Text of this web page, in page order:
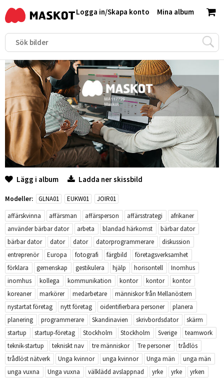
Mina album
Logga in/Skapa konto
Lägg i album Ladda ner skissbild
Modeller: GLNA01 EUKW01
JOIR01
affärskvinna
affärsman affärsperson affärsstrategi
afrikaner
använder bärbar dator
arbeta blandad härkomst
bärbar dator
bärbar dator
dator dator datorprogrammerare
diskussion
entreprenör
Europa fotografi färgbild
företagsverksamhet
förklara
gemenskap gestikulera hjälp horisontell
Inomhus
inomhus
kollega kommunikation kontor kontor
kontor
koreaner
markörer medarbetare
människor från Mellanöstern
nystartat företag
nytt företag oidentifierbara personer
planera
planering
programmerare Skandinavien skrivbordsdator
skärm
startup
startup-företag Stockholm Stockholm Sverige
teamwork
teknik-startup
tekniskt nav tre människor Tre personer
trådlös
trådlöst nätverk
Unga kvinnor unga kvinnor Unga män
unga män
unga vuxna
Unga vuxna välklädd avslappnad yrke yrke yrken